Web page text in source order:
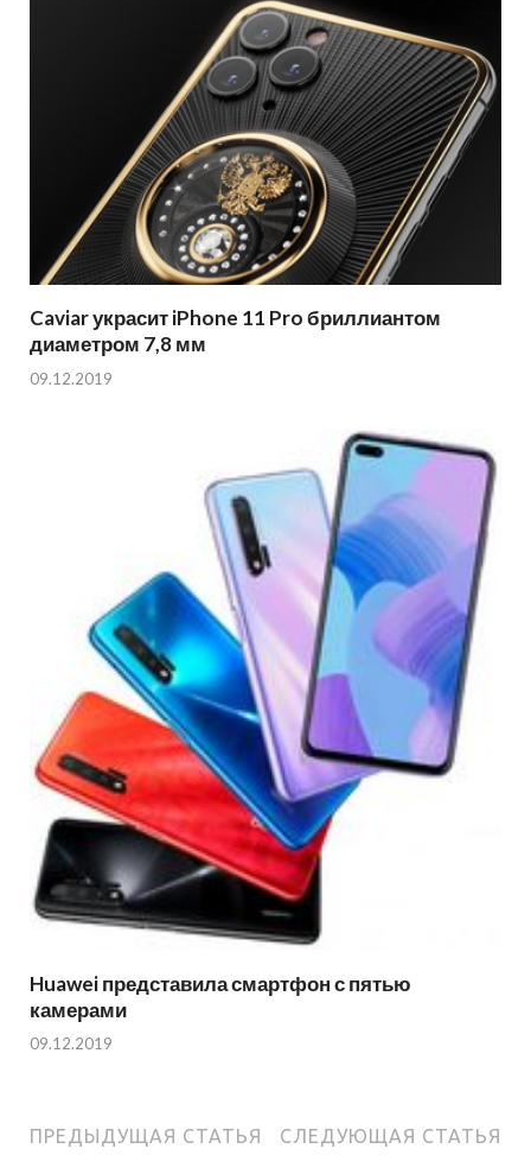
Caviar украсит iPhone 11 Pro бриллиантом
диаметром 7,8 мм
09.12.2019
Huawei представила смартфон с пятью
камерами
09.12.2019
ПРЕДЫДУЩАЯ СТАТЬЯ СЛЕДУЮЩАЯ СТАТЬЯ